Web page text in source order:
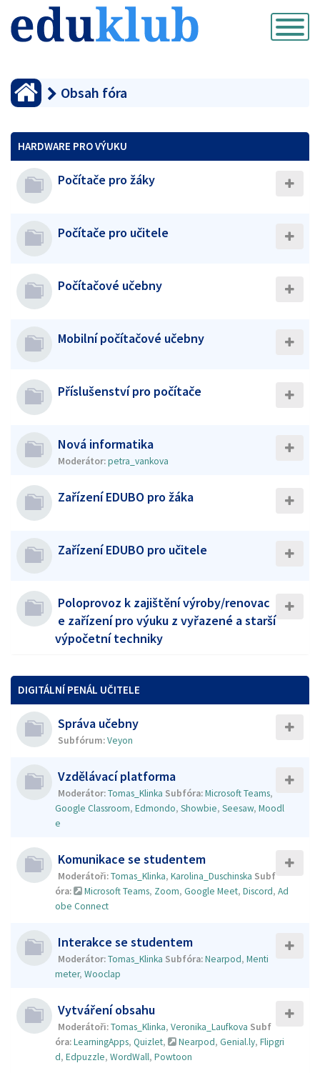
Přepnout
navigaci
Obsah fóra
HARDWARE PRO VÝUKU
Počítače pro žáky
Počítače pro učitele
Počítačové učebny
Mobilní počítačové učebny
Příslušenství pro počítače
Nová informatika
Moderátor:petra_vankova
Zařízení EDUBO pro žáka
Zařízení EDUBO pro učitele
Poloprovoz k zajištění výroby/renovac
e zařízení pro výuku z vyřazené a starší
výpočetní techniky
DIGITÁLNÍ PENÁL UČITELE
Správa učebny
Subfórum:Veyon
Vzdělávací platforma
Moderátor:Tomas_Klinka Subfóra:Microsoft Teams,
Google Classroom, Edmondo, Showbie, Seesaw, Moodl
e
Komunikace se studentem
Moderátoři:Tomas_Klinka, Karolina_Duschinska Subf
óra:
Microsoft Teams, Zoom, Google Meet, Discord, Ad
obe Connect
Interakce se studentem
Moderátor:Tomas_Klinka Subfóra:Nearpod, Menti
meter, Wooclap
Vytváření obsahu
Moderátoři:Tomas_Klinka, Veronika_Laufkova Subf
óra:LearningApps, Quizlet, Nearpod, Genial.ly, Flipgri
d, Edpuzzle, WordWall, Powtoon